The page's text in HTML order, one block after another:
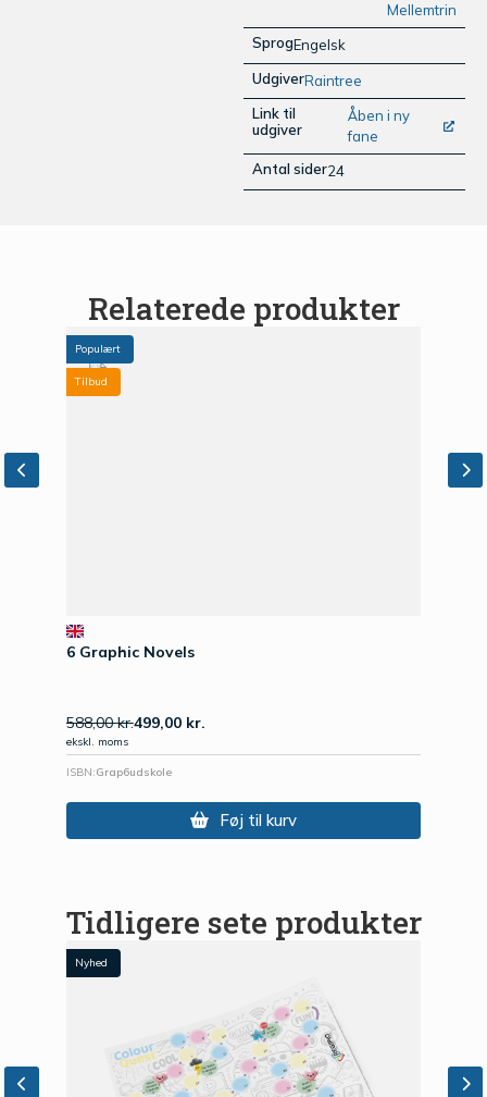
Mellemtrin
SprogEngelsk
UdgiverRaintree
Link til
udgiver
Åben i ny
fane
Antal sider24
Relaterede produkter
Populært
Tilbud
6 Graphic Novels
588,00kr.499,00 kr.
ekskl. moms
ISBN:Grap6udskole
Føj til kurv
Tidligere sete produkter
Nyhed